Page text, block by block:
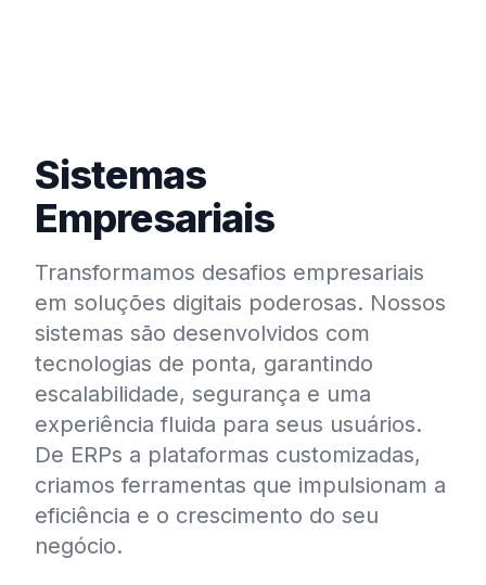
Sistemas
Empresariais
Transformamos desafios empresariais
em soluções digitais poderosas. Nossos
sistemas são desenvolvidos com
tecnologias de ponta, garantindo
escalabilidade, segurança e uma
experiência fluida para seus usuários.
De ERPs a plataformas customizadas,
criamos ferramentas que impulsionam a
eficiência e o crescimento do seu
negócio.